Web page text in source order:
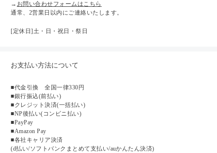
→ お問い合わせフォームはこちら
通常、2営業日以内にご連絡いたします。
[定休日]土・日・祝日・祭日
お支払い方法について
■代金引換 全国一律330円
■銀行振込(前払い)
■クレジット決済(一括払い)
■NP後払い(コンビニ払い)
■PayPay
■Amazon Pay
■各社キャリア決済
(d払い/ソフトバンクまとめて支払い/auかんたん決済)